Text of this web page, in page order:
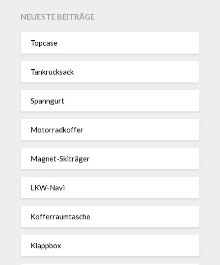
NEUESTE BEITRÄGE
Topcase
Tan­kruck­sack
Spann­gurt
Motor­rad­koffer
Magnet-Ski­träger
LKW-Navi
Kof­fer­raum­ta­sche
Klappbox